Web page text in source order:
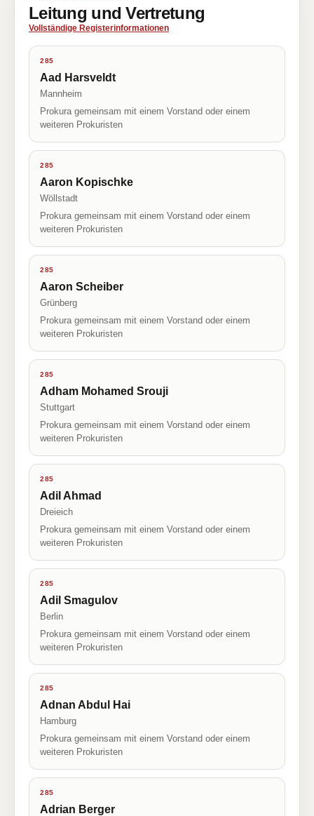
Leitung und Vertretung
Vollständige Registerinformationen
285
Aad Harsveldt
Mannheim
Prokura gemeinsam mit einem Vorstand oder einem
weiteren Prokuristen
285
Aaron Kopischke
Wöllstadt
Prokura gemeinsam mit einem Vorstand oder einem
weiteren Prokuristen
285
Aaron Scheiber
Grünberg
Prokura gemeinsam mit einem Vorstand oder einem
weiteren Prokuristen
285
Adham Mohamed Srouji
Stuttgart
Prokura gemeinsam mit einem Vorstand oder einem
weiteren Prokuristen
285
Adil Ahmad
Dreieich
Prokura gemeinsam mit einem Vorstand oder einem
weiteren Prokuristen
285
Adil Smagulov
Berlin
Prokura gemeinsam mit einem Vorstand oder einem
weiteren Prokuristen
285
Adnan Abdul Hai
Hamburg
Prokura gemeinsam mit einem Vorstand oder einem
weiteren Prokuristen
285
Adrian Berger